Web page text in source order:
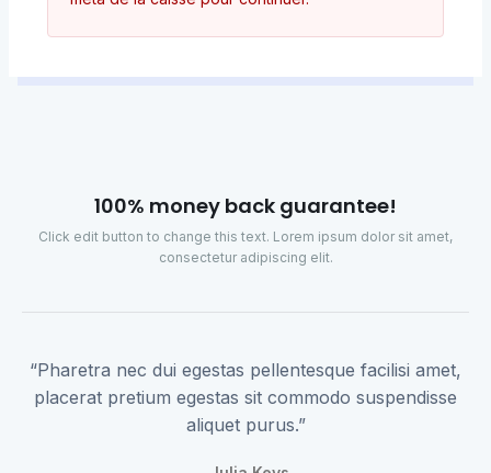
100% money back guarantee!
Click edit button to change this text. Lorem ipsum dolor sit amet,
consectetur adipiscing elit.
“Pharetra nec dui egestas pellentesque facilisi amet,
placerat pretium egestas sit commodo suspendisse
aliquet purus.”